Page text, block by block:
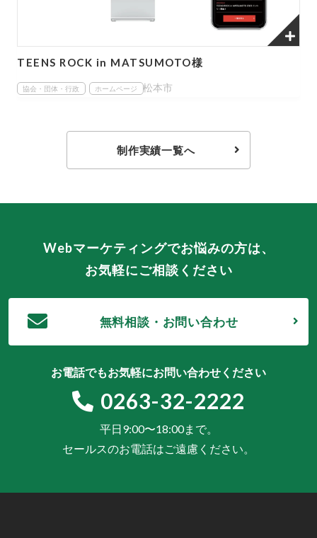
TEENS ROCK in MATSUMOTO様
協会・団体・行政 ホームページ 松本市
制作実績一覧へ
Webマーケティングでお悩みの方は、
お気軽にご相談ください
無料相談・お問い合わせ
お電話でもお気軽にお問い合わせください
0263-32-2222
平日9:00〜18:00まで。
セールスのお電話はご遠慮ください。